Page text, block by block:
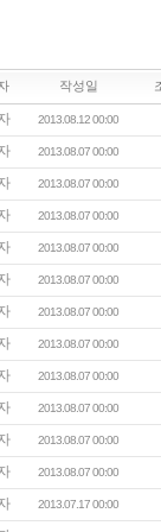
작성일
2013.08.12 00:00
2013.08.07 00:00
2013.08.07 00:00
2013.08.07 00:00
2013.08.07 00:00
2013.08.07 00:00
2013.08.07 00:00
2013.08.07 00:00
2013.08.07 00:00
2013.08.07 00:00
2013.08.07 00:00
2013.08.07 00:00
2013.07.17 00:00